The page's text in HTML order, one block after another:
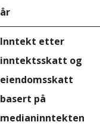
år
Inntekt etter
inntektsskatt og
eiendomsskatt
basert på
medianinntekten